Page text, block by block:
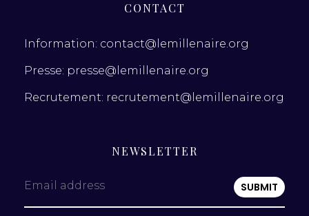
CONTACT
Information: contact@lemillenaire.org
Presse: presse@lemillenaire.org
Recrutement: recrutement@lemillenaire.org
NEWSLETTER
Email address